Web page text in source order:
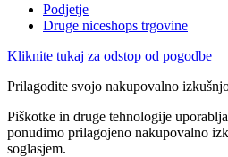
Podjetje
Druge niceshops trgovine
Kliknite tukaj za odstop od pogodbe
Prilagodite svojo nakupovalno
Piškotke in druge tehnologije
ponudimo prilagojeno nakupovalno
soglasjem.